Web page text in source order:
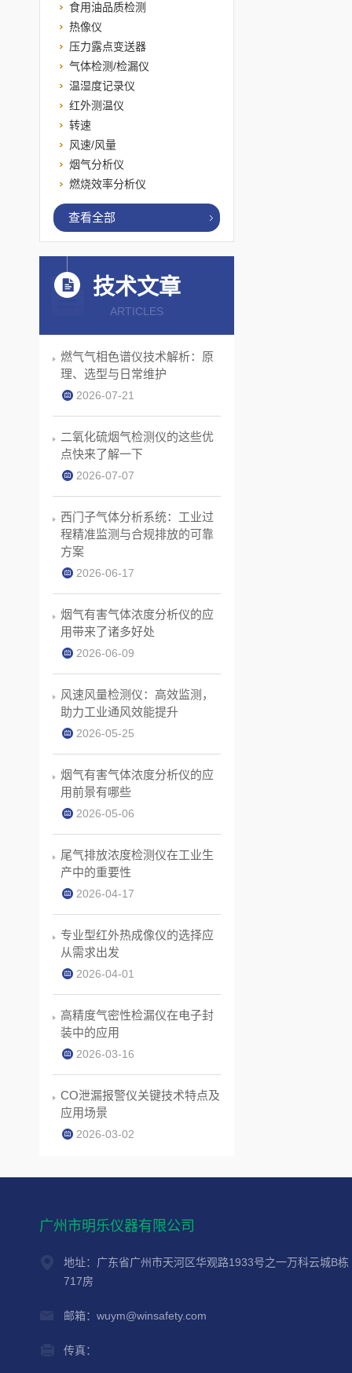
食用油品质检测
热像仪
压力露点变送器
气体检测/检漏仪
温湿度记录仪
红外测温仪
转速
风速/风量
烟气分析仪
燃烧效率分析仪
查看全部
技术文章
ARTICLES
燃气气相色谱仪技术解析：原
理、选型与日常维护
2026-07-21
二氧化硫烟气检测仪的这些优
点快来了解一下
2026-07-07
西门子气体分析系统：工业过
程精准监测与合规排放的可靠
方案
2026-06-17
烟气有害气体浓度分析仪的应
用带来了诸多好处
2026-06-09
风速风量检测仪：高效监测，
助力工业通风效能提升
2026-05-25
烟气有害气体浓度分析仪的应
用前景有哪些
2026-05-06
尾气排放浓度检测仪在工业生
产中的重要性
2026-04-17
专业型红外热成像仪的选择应
从需求出发
2026-04-01
高精度气密性检漏仪在电子封
装中的应用
2026-03-16
CO泄漏报警仪关键技术特点及
应用场景
2026-03-02
广州市明乐仪器有限公司
地址：广东省广州市天河区华观路1933号之一万科云城B栋
717房
邮箱：wuym@winsafety.com
传真：